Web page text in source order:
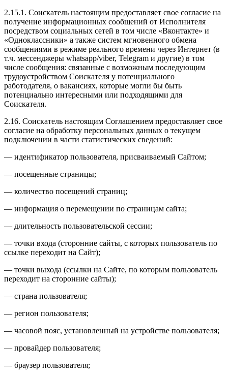
2.15.1. Соискатель настоящим предоставляет свое согласие на
получение информационных сообщений от Исполнителя
посредством социальных сетей в том числе «Вконтакте» и
«Одноклассники» а также систем мгновенного обмена
сообщениями в режиме реального времени через Интернет (в
т.ч. мессенджеры whatsapp/viber, Telegram и другие) в том
числе сообщения: связанные с возможным последующим
трудоустройством Соискателя у потенциального
работодателя, о вакансиях, которые могли бы быть
потенциально интересными или подходящими для
Соискателя.
2.16. Соискатель настоящим Соглашением предоставляет свое
согласие на обработку персональных данных о текущем
подключении в части статистических сведений:
— идентификатор пользователя, присваиваемый Сайтом;
— посещенные страницы;
— количество посещений страниц;
— информация о перемещении по страницам сайта;
— длительность пользовательской сессии;
— точки входа (сторонние сайты, с которых пользователь по
ссылке переходит на Сайт);
— точки выхода (ссылки на Сайте, по которым пользователь
переходит на сторонние сайты);
— страна пользователя;
— регион пользователя;
— часовой пояс, установленный на устройстве пользователя;
— провайдер пользователя;
— браузер пользователя;